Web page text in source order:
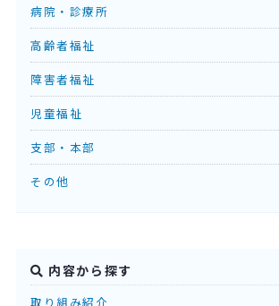
病院・診療所
高齢者福祉
障害者福祉
児童福祉
支部・本部
その他
内容から探す
取り組み紹介